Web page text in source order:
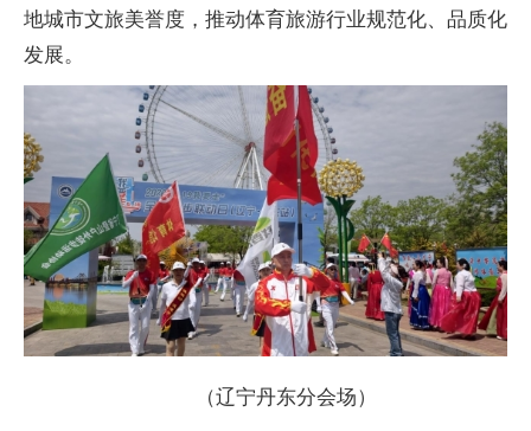
地城市文旅美誉度，推动体育旅游行业规范化、品质化
发展。
（辽宁丹东分会场）